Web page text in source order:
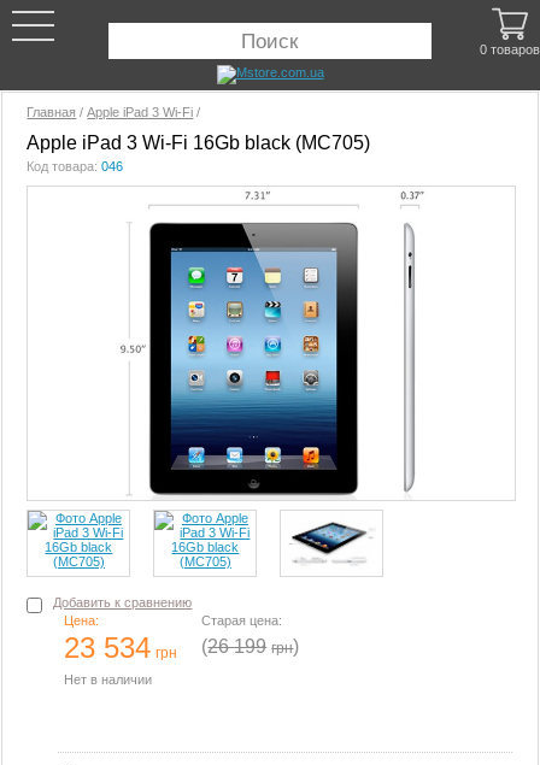
Главная /Apple iPad 3 Wi-Fi /
Apple iPad 3 Wi-Fi 16Gb black (MC705)
Код товара:046
Добавить к сравнению
Цена:
23 534 грн
Старая цена:
(26 199 грн)
Нет в наличии
0 товаров